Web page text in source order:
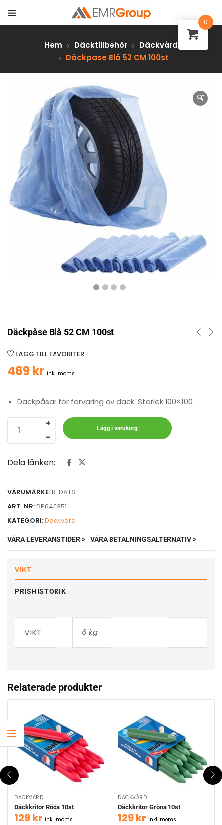
Hem Däcktillbehör
Däckvård
Däckpåse Blå 52 CM 100st
Däckpåse Blå 52 CM 100st
LÄGG TILL FAVORITER
469kr inkl. moms
Däckpåsar för förvaring av däck. Storlek 100×100
Lägg i varukorg
Dela länken:
VARUMÄRKE:REDATS
ART. NR:DP040351
KATEGORI:Däckvård
VÅRA LEVERANSTIDER > VÅRA BETALNINGSALTERNATIV >
VIKT
PRISHISTORIK
VIKT 6 kg
Relaterade produkter
DÄCKVÅRD
Däckkritor Röda 10st
129kr inkl. moms
DÄCKVÅRD
Däckkritor Gröna 10st
129kr inkl. moms
0